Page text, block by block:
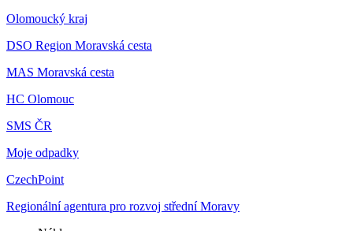
Olomoucký kraj
DSO Region Moravská cesta
MAS Moravská cesta
HC Olomouc
SMS ČR
Moje odpadky
CzechPoint
Regionální agentura pro rozvoj střední Moravy